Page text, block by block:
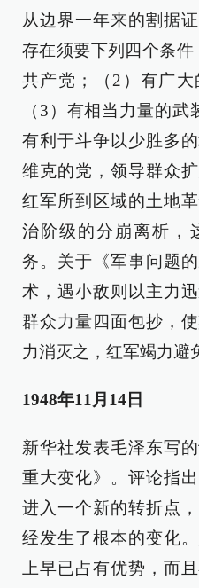
从边界一年来的割据
存在须要下列四个条
共产党；（2）有广大
（3）有相当力量的武
有利于斗争以少胜多
维克的党，领导群众
红军所到区域的土地
治阶级的分崩离析，
务。关于《军事问题
术，遇小敌则以主力
群众力量四面包抄，
力消灭之，红军竭力避
1948年11月14日
新华社发表毛泽东写
重大变化》。评论指
进入一个新的转折点
经发生了根本的变化
上早已占有优势，而